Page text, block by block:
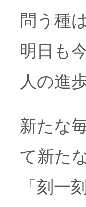
問う種
明日も
人の進
新たな
て新た
「刻一